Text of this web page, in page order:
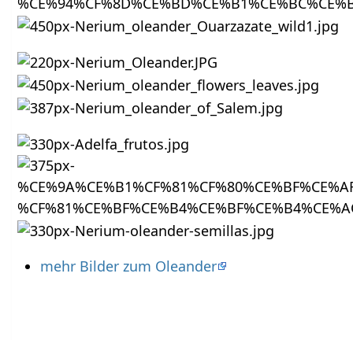
mehr Bilder zum Oleander